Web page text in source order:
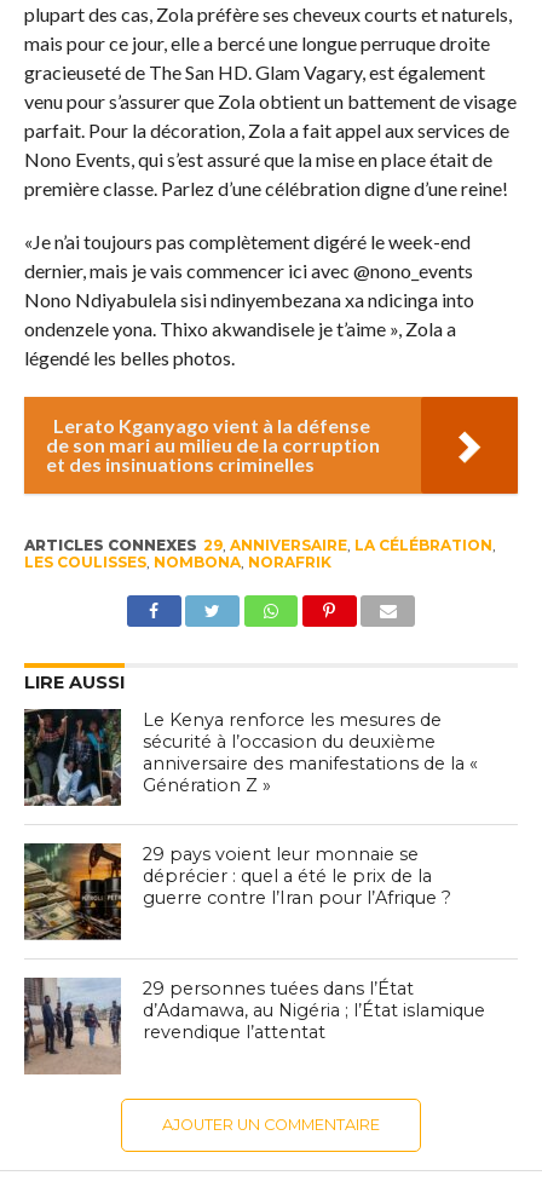
plupart des cas, Zola préfère ses cheveux courts et naturels,
mais pour ce jour, elle a bercé une longue perruque droite
gracieuseté de The San HD. Glam Vagary, est également
venu pour s’assurer que Zola obtient un battement de visage
parfait. Pour la décoration, Zola a fait appel aux services de
Nono Events, qui s’est assuré que la mise en place était de
première classe. Parlez d’une célébration digne d’une reine!
«Je n’ai toujours pas complètement digéré le week-end
dernier, mais je vais commencer ici avec @nono_events
Nono Ndiyabulela sisi ndinyembezana xa ndicinga into
ondenzele yona. Thixo akwandisele je t’aime », Zola a
légendé les belles photos.
Lerato Kganyago vient à la défense
de son mari au milieu de la corruption
et des insinuations criminelles
ARTICLES CONNEXES 29, ANNIVERSAIRE, LA CÉLÉBRATION,
LES COULISSES, NOMBONA, NORAFRIK
LIRE AUSSI
Le Kenya renforce les mesures de
sécurité à l’occasion du deuxième
anniversaire des manifestations de la «
Génération Z »
29 pays voient leur monnaie se
déprécier : quel a été le prix de la
guerre contre l’Iran pour l’Afrique ?
29 personnes tuées dans l’État
d’Adamawa, au Nigéria ; l’État islamique
revendique l’attentat
AJOUTER UN COMMENTAIRE